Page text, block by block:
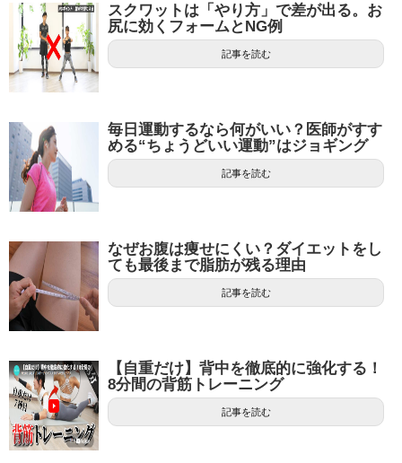
スクワットは「やり方」で差が出る。お
尻に効くフォームとNG例
記事を読む
毎日運動するなら何がいい？医師がすす
める“ちょうどいい運動”はジョギング
記事を読む
なぜお腹は痩せにくい？ダイエットをし
ても最後まで脂肪が残る理由
記事を読む
【自重だけ】背中を徹底的に強化する！
8分間の背筋トレーニング
記事を読む